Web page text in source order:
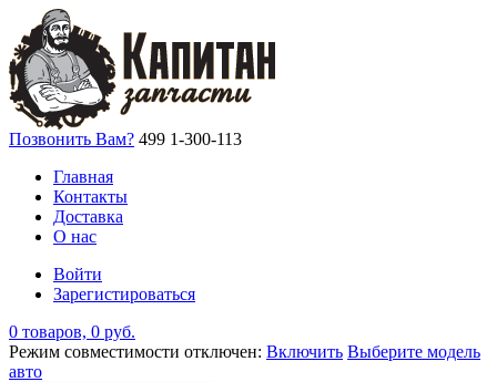
Позвонить Вам? 499 1-300-113
Главная
Контакты
Доставка
О нас
Войти
Зарегистироваться
0 товаров, 0 руб.
Режим совместимости отключен: Включить Выберите модель
авто